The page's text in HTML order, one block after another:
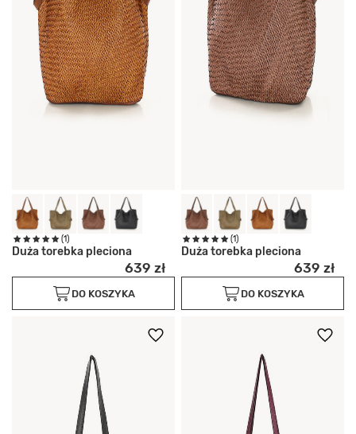
(1)
Duża torebka pleciona
639 zł
DO KOSZYKA
(1)
Duża torebka pleciona
639 zł
DO KOSZYKA